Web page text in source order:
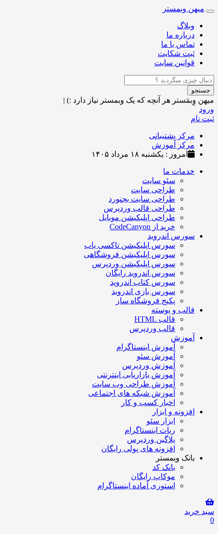
Toggle
navigation
میهن وبمستر
وبلاگ
درباره ما
تماس با ما
ثبت شکایت
قوانین سایت
جستجو
میهن وِبمَستر هر آنچه که یک وبمستر نیاز دارد :) |
ورود
ثبت نام
مرکز پشتیبانی
مرکز آموزش
امروز : یکشنبه ۱۸ مرداد ۱۴۰۵
خدمات ما
سئو سایت
طراحی سایت
طراحی سایت بجنورد
طراحی قالب وردپرس
طراحی اپلیکیشن موبایل
خرید از CodeCanyon
سورس اندروید
سورس اپلیکیشن تاکسی یاب
سورس اپلیکیشن فروشگاهی
سورس اپلیکیشن وردپرس
سورس اندروید رایگان
سورس کتاب اندروید
سورس بازی اندروید
پکیج فروشگاه ساز
قالب و پوسته
قالب HTML
قالب وردپرس
آموزش
آموزش اینستاگرام
آموزش سئو
آموزش وردپرس
آموزش بازاریابی اینترنتی
آموزش طراحی وب سایت
آموزش شبکه های اجتماعی
اخبار کسب و کار
افزونه و ابزار
ابزار سئو
ربات اینستاگرام
پلاگین وردپرس
افزونه های پولی رایگان
بانک وبمستر
بانک کد
موکاپ رایگان
استوری آماده اینستاگرام
سبد خرید
0